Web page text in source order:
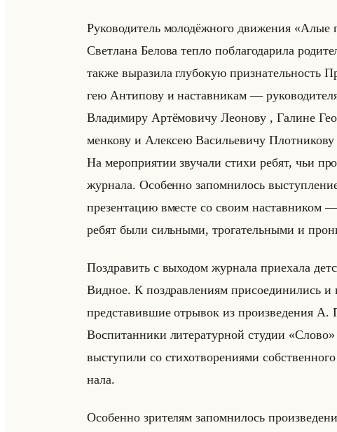
Ру­ко­во­ди­тель мо­ло­дёж­но­го дви­же­ния «Алые
Свет­ла­на Бе­ло­ва тепло по­бла­го­да­ри­ла
также вы­ра­зи­ла глу­бо­кую
гею Ан­ти­по­ву и на­став­ни­кам —
Вла­ди­ми­ру Ар­тё­мо­ви­чу Лео­но­ву , Га­лине
мен­ко­ву и Алек­сею Ва­си­лье­ви­чу
На ме­ро­при­ятии зву­ча­ли стихи ребят, чьи
жур­на­ла. Осо­бен­но за­пом­ни­лось
пре­зен­та­цию вме­сте со своим
ребят были сильны­ми, тро­га­тельны­ми и
По­здра­вить с вы­хо­дом жур­на­ла при­еха­ла
Вид­ное. К по­здрав­ле­ни­ям при­со­еди­ни­лись и
пред­ста­вив­шие от­ры­вок из про­из­ве­де­ния
Вос­пи­тан­ни­ки ли­те­ра­тур­ной сту­дии
вы­сту­пи­ли со сти­хо­тво­ре­ни­ями
на­ла.
Осо­бен­но зри­те­лям за­пом­ни­лось